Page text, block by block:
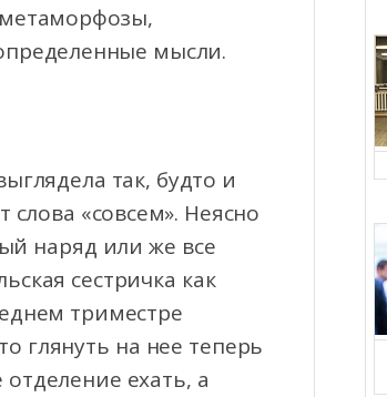
мысли.
так, будто и
«совсем». Неясно
наряд или же все
сестричка как
триместре
глянуть на нее теперь
ехать, а